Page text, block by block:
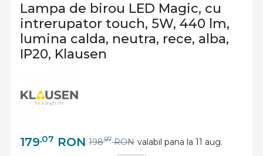
Lampa de birou LED Magic, cu
intrerupator touch, 5W, 440 lm,
lumina calda, neutra, rece, alba,
IP20, Klausen
179,07 RON 198,97 RON valabil pana la 11 aug.